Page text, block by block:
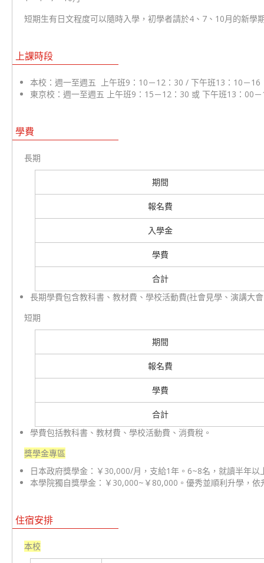
短期生有日文程度可以隨時入學，初學者請於4、7、10月的新學
上課時段
本校：週一至週五 上午班9：10－12：30 / 下午班13：10－16
東京校：週一至週五 上午班9：15－12：30 或 下午班13：00
學費
長期
期間
報名費
入學金
學費
合計
長期學費包含教科書、教材費、學校活動費(社會見學、演講大
短期
期間
報名費
學費
合計
學費包括教科書、教材費、學校活動費、消費稅。
獎學金專區
日本政府獎學金：￥30,000/月，支給1年。6~8名，就讀半年以
本學院獨自獎學金：￥30,000~￥80,000。優秀並順利升學，依
住宿安排
本校